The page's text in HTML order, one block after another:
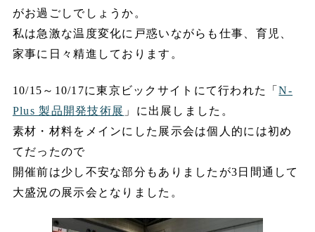
がお過ごしでしょうか。
私は急激な温度変化に戸惑いながらも仕事、育児、
家事に日々精進しております。
10/15～10/17に東京ビックサイトにて行われた「N-
Plus 製品開発技術展 」に出展しました。
素材・材料をメインにした展示会は個人的には初め
てだったので
開催前は少し不安な部分もありましたが3日間通して
大盛況の展示会となりました。